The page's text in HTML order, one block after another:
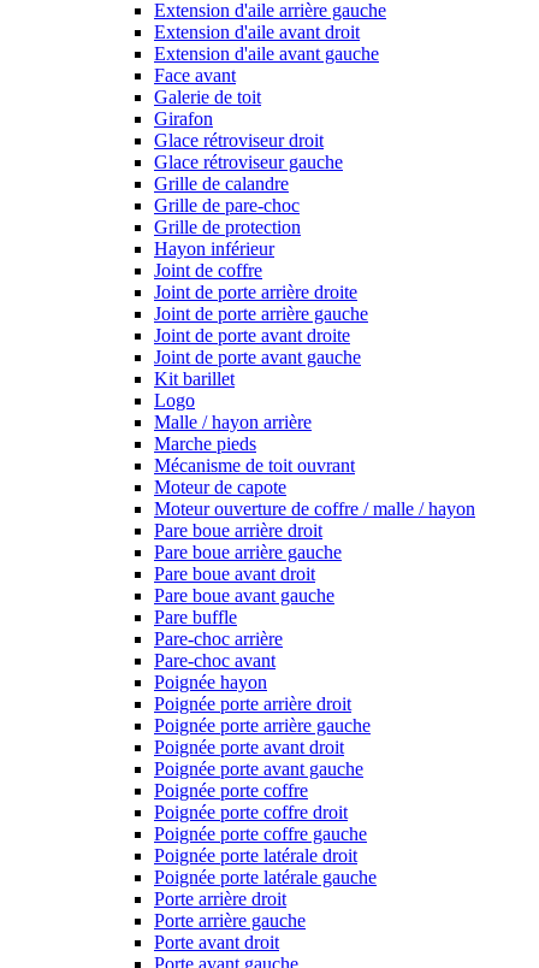
Extension d'aile arrière gauche
Extension d'aile avant droit
Extension d'aile avant gauche
Face avant
Galerie de toit
Girafon
Glace rétroviseur droit
Glace rétroviseur gauche
Grille de calandre
Grille de pare-choc
Grille de protection
Hayon inférieur
Joint de coffre
Joint de porte arrière droite
Joint de porte arrière gauche
Joint de porte avant droite
Joint de porte avant gauche
Kit barillet
Logo
Malle / hayon arrière
Marche pieds
Mécanisme de toit ouvrant
Moteur de capote
Moteur ouverture de coffre / malle / hayon
Pare boue arrière droit
Pare boue arrière gauche
Pare boue avant droit
Pare boue avant gauche
Pare buffle
Pare-choc arrière
Pare-choc avant
Poignée hayon
Poignée porte arrière droit
Poignée porte arrière gauche
Poignée porte avant droit
Poignée porte avant gauche
Poignée porte coffre
Poignée porte coffre droit
Poignée porte coffre gauche
Poignée porte latérale droit
Poignée porte latérale gauche
Porte arrière droit
Porte arrière gauche
Porte avant droit
Porte avant gauche